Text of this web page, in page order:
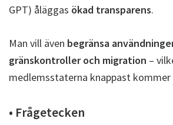
GPT) åläggas ökad transparens.
Man vill även begränsa
gränskontroller och migration –
medlemsstaterna knappast
• Frågetecken